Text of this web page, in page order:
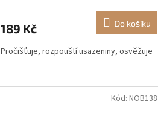
189 Kč Do košíku
Pročišťuje, rozpouští usazeniny, osvěžuje
Kód: NOB138